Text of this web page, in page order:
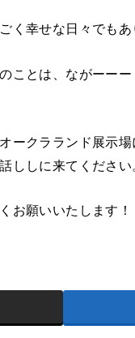
く幸せな日々でも
ことは、ながーー
ークラランド展示
ししに来てください
お願いいたします！